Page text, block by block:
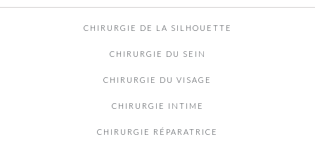
CHIRURGIE DE LA SILHOUETTE
CHIRURGIE DU SEIN
CHIRURGIE DU VISAGE
CHIRURGIE INTIME
CHIRURGIE RÉPARATRICE